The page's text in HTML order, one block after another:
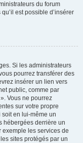
du forum
est possible d’insérer
Si les administrateurs
pourrez transférer des
insérer un lien vers
public, comme par
Vous ne pourrez
sur votre propre
en lui-même un
hébergées derrière un
exemple les services de
sites protégés par un